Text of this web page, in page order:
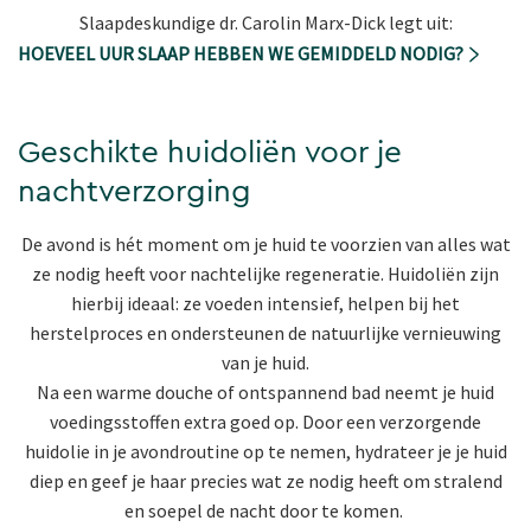
Slaapdeskundige dr. Carolin Marx-Dick legt uit:
HOEVEEL UUR SLAAP HEBBEN WE GEMIDDELD NODIG?
Geschikte huidoliën voor je
nachtverzorging
De avond is hét moment om je huid te voorzien van alles wat
ze nodig heeft voor nachtelijke regeneratie. Huidoliën zijn
hierbij ideaal: ze voeden intensief, helpen bij het
herstelproces en ondersteunen de natuurlijke vernieuwing
van je huid.
Na een warme douche of ontspannend bad neemt je huid
voedingsstoffen extra goed op. Door een verzorgende
huidolie in je avondroutine op te nemen, hydrateer je je huid
diep en geef je haar precies wat ze nodig heeft om stralend
en soepel de nacht door te komen.